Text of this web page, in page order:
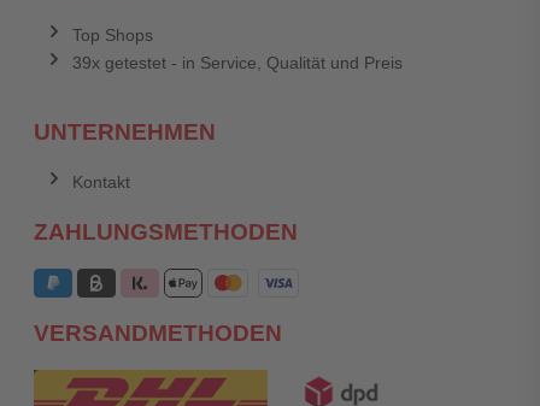
Top Shops
39x getestet - in Service, Qualität und Preis
UNTERNEHMEN
Kontakt
ZAHLUNGSMETHODEN
VERSANDMETHODEN